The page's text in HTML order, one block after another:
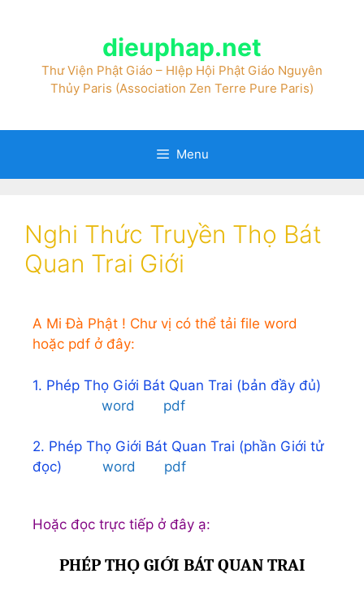
dieuphap.net
Thư Viện Phật Giáo – HIệp Hội Phật Giáo Nguyên
Thủy Paris (Association Zen Terre Pure Paris)
Menu
Nghi Thức Truyền Thọ Bát
Quan Trai Giới
A Mi Đà Phật ! Chư vị có thể tải file word
hoặc pdf ở đây:
1. Phép Thọ Giới Bát Quan Trai (bản đầy đủ)
word
pdf
2. Phép Thọ Giới Bát Quan Trai (phần Giới tử
đọc) word pdf
Hoặc đọc trực tiếp ở đây ạ:
PHÉP THỌGIỚI BÁT QUAN TRAI